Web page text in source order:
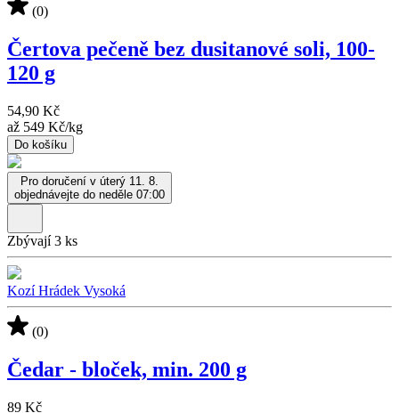
(0)
Čertova pečeně bez dusitanové soli, 100-
120 g
54,90 Kč
až 549 Kč/kg
Do košíku
Pro doručení v úterý 11. 8.
objednávejte do neděle 07:00
Zbývají 3 ks
Kozí Hrádek Vysoká
(0)
Čedar - bloček, min. 200 g
89 Kč